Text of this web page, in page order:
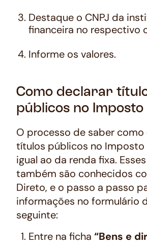
Destaque o CNPJ da
financeira no respectivo
Informe os valores.
Como declarar
públicos no Imposto
O processo de saber como
títulos públicos no Imposto
igual ao da renda fixa.
também são conhecidos
Direto, e o passo a passo
informações no formulário
seguinte:
Entre na ficha “Bens e